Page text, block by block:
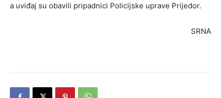
a uviđaj su obavili pripadnici Policijske uprave Prijedor.
SRNA